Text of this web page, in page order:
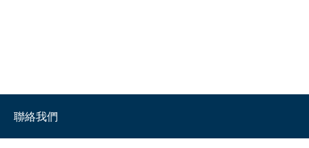
聯絡我們